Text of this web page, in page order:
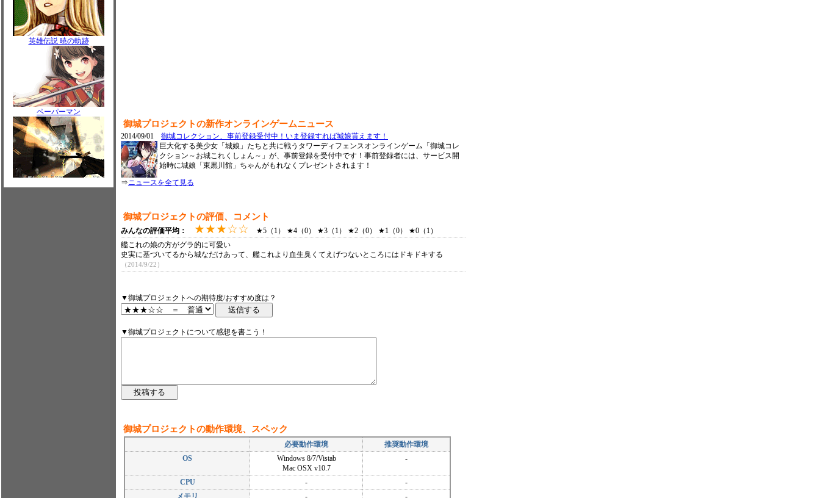
英雄伝説 暁の軌跡
ペーパーマン
御城プロジェクトの新作オンラインゲームニュース
2014/09/01 御城コレクション、事前登録受付中！いま登録すれば城娘貰えます！
巨大化する美少女「城娘」たちと共に戦うタワーディフェンスオンラインゲーム「御城コレ
クション～お城これくしょん～」が、事前登録を受付中です！事前登録者には、サービス開
始時に城娘「東黒川館」ちゃんがもれなくプレゼントされます！
⇒ニュースを全て見る
御城プロジェクトの評価、コメント
みんなの評価平均： ★★★☆☆ ★5（1） ★4（0） ★3（1） ★2（0） ★1（0） ★0（1）
艦これの娘の方がグラ的に可愛い
史実に基づいてるから城なだけあって、艦これより血生臭くてえげつないところにはドキドキする
（2014/9/22）
▼御城プロジェクトへの期待度/おすすめ度は？
▼御城プロジェクトについて感想を書こう！
御城プロジェクトの動作環境、スペック
必要動作環境
推奨動作環境
OS
Windows 8/7/Vistab
Mac OSX v10.7
-
CPU -
-
メモリ
- -